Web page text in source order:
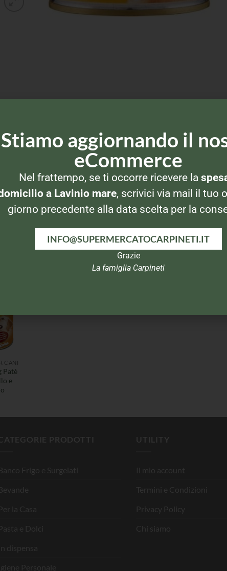
Special Dog 1275gr
Tacchino Pollo
Special Dog Patè
400gr Vitello e
CANI
Patè
e
PRODOTTI
Frigo e Surgelati
la Casa
e Dolci
dispensa
Personale
UTILITY
Il mio account
Termini e Condizioni
Privacy Policy
Chi siamo
Stiamo aggiornando il
eCommerce
Nel frattempo, se ti occorre ricevere la
a Lavinio mare, scrivici via mail il tuo
giorno precedente alla data scelta per la
INFO@SUPERMERCATOCARPINETI.IT
Grazie
La famiglia Carpineti